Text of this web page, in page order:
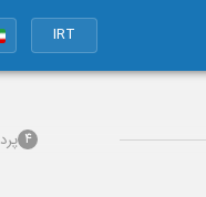
IRT
4